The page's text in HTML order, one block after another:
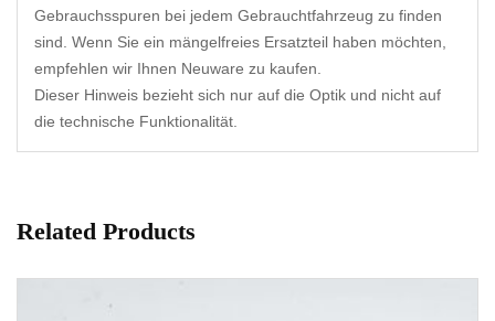
Gebrauchsspuren bei jedem Gebrauchtfahrzeug zu finden
sind. Wenn Sie ein mängelfreies Ersatzteil haben möchten,
empfehlen wir Ihnen Neuware zu kaufen.
Dieser Hinweis bezieht sich nur auf die Optik und nicht auf
die technische Funktionalität.
Related Products